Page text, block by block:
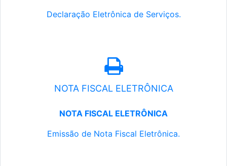
Declaração Eletrônica de Serviços.
NOTA FISCAL ELETRÔNICA
NOTA FISCAL ELETRÔNICA
Emissão de Nota Fiscal Eletrônica.